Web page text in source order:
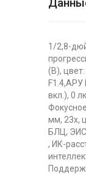
1/2,8-
(В),
F1.4,АРУ
вкл.), 0
мм, 23x,
БЛЦ, ЭИС
, ИК-